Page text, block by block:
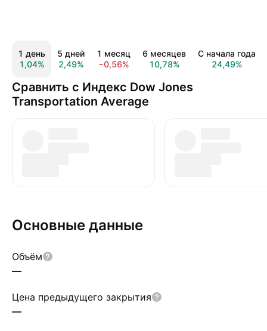
1 день
1,04%
5 дней
2,49%
1 месяц
−0,56%
6 месяцев
10,78%
С начала года
24,49%
Сравнить с Индекс Dow Jones
Transportation Average
Основные данные
Объём
—
Цена предыдущего закрытия
—